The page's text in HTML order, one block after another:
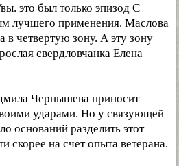
это был только эпизод С
лучшего применения. Маслова
в четвертую зону. А эту зону
свердловчанка Елена
Чернышева приносит
ударами. Но у связующей
оснований разделить этот
скорее на счет опыта ветерана.